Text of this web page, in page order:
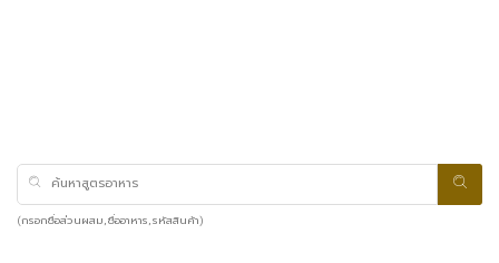
(กรอกชื่อส่วนผสม, ชื่ออาหาร, รหัสสินค้า)